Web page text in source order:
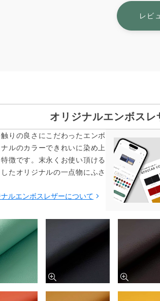
レビ
オリジナルエンボスレ
りの良さにこだわったエンボ
ルのカラーできれいに染め上
徴です。末永くお使い頂ける
たオリジナルの一点物にふさ
ルエンボスレザーについて